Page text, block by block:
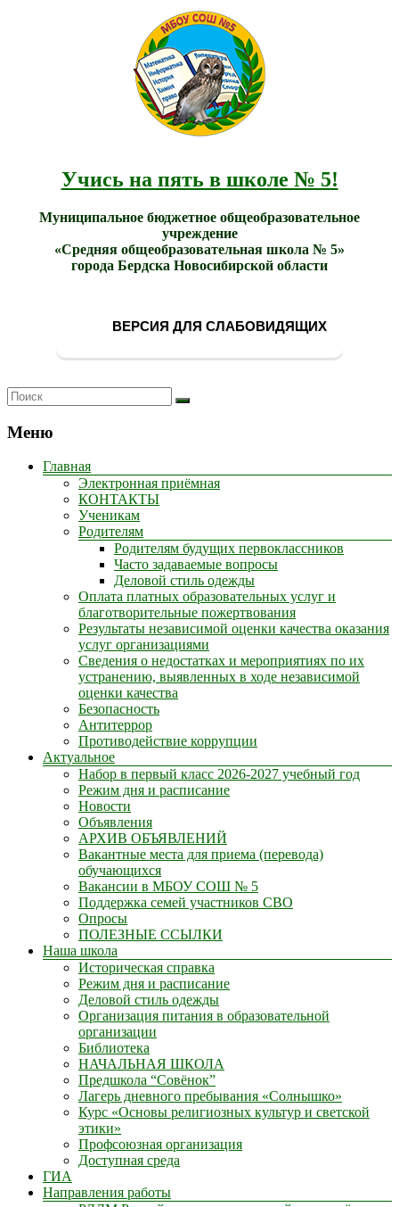
Учись на пять в школе № 5!
Муниципальное бюджетное общеобразовательное
учреждение
«Средняя общеобразовательная школа № 5»
города Бердска Новосибирской области
ВЕРСИЯ ДЛЯ СЛАБОВИДЯЩИХ
Меню
Главная
Электронная приёмная
КОНТАКТЫ
Ученикам
Родителям
Родителям будущих первоклассников
Часто задаваемые вопросы
Деловой стиль одежды
Оплата платных образовательных услуг и
благотворительные пожертвования
Результаты независимой оценки качества оказания
услуг организациями
Сведения о недостатках и мероприятиях по их
устранению, выявленных в ходе независимой
оценки качества
Безопасность
Антитеррор
Противодействие коррупции
Актуальное
Набор в первый класс 2026-2027 учебный год
Режим дня и расписание
Новости
Объявления
АРХИВ ОБЪЯВЛЕНИЙ
Вакантные места для приема (перевода)
обучающихся
Вакансии в МБОУ СОШ № 5
Поддержка семей участников СВО
Опросы
ПОЛЕЗНЫЕ ССЫЛКИ
Наша школа
Историческая справка
Режим дня и расписание
Деловой стиль одежды
Организация питания в образовательной
организации
Библиотека
НАЧАЛЬНАЯ ШКОЛА
Предшкола “Совёнок”
Лагерь дневного пребывания «Солнышко»
Курс «Основы религиозных культур и светской
этики»
Профсоюзная организация
Доступная среда
ГИА
Направления работы